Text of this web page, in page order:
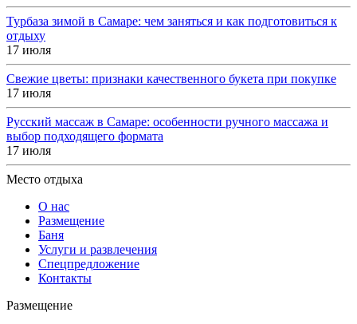
Турбаза зимой в Самаре: чем заняться и как подготовиться к
отдыху
17 июля
Свежие цветы: признаки качественного букета при покупке
17 июля
Русский массаж в Самаре: особенности ручного массажа и
выбор подходящего формата
17 июля
Место отдыха
О нас
Размещение
Баня
Услуги и развлечения
Спецпредложение
Контакты
Размещение